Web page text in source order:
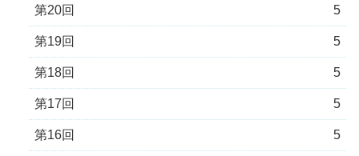
第20回 5
第19回 5
第18回 5
第17回 5
第16回 5